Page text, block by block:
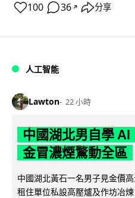
100 36 ↗ 分享
人工智能
Lawton 22 小時
中國湖北男自學
金冒濃煙驚動全區
中國湖北黃石一名男子見金價
租住單位私設高壓爐及作坊冶